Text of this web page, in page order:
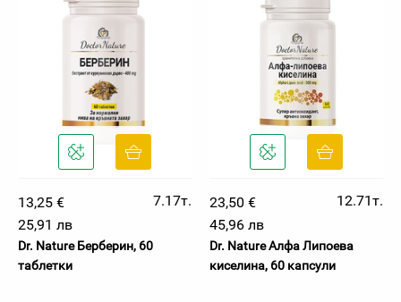
13,25 €
7.17т.
25,91 лв
Dr. Nature Берберин, 60
таблетки
23,50 €
12.71т.
45,96 лв
Dr. Nature Алфа Липоева
киселина, 60 капсули